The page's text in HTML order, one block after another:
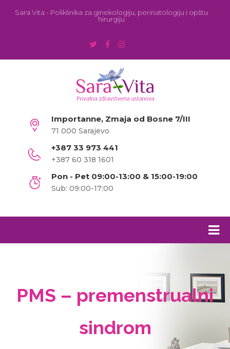
Sara Vita - Poliklinika za ginekologiju, perinatologiju i opštu
hirurgiju
Importanne, Zmaja od Bosne 7/III
71 000 Sarajevo
+387 33 973 441
+387 60 318 1601
Pon - Pet 09:00-13:00 & 15:00-19:00
Sub: 09:00-17:00
PMS – premenstrualni
sindrom